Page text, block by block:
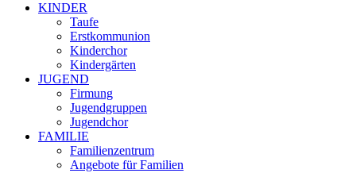
KINDER
Taufe
Erstkommunion
Kinderchor
Kindergärten
JUGEND
Firmung
Jugendgruppen
Jugendchor
FAMILIE
Familienzentrum
Angebote für Familien